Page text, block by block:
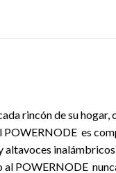
rincón de su
POWERNODE es
POWERNODE